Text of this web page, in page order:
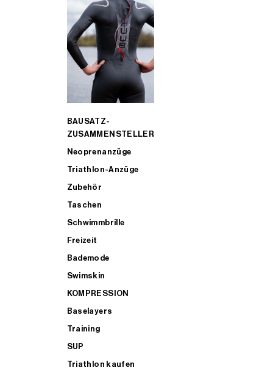
BAUSATZ-
ZUSAMMENSTELLER
Neoprenanzüge
Triathlon-Anzüge
Zubehör
Taschen
Schwimmbrille
Freizeit
Bademode
Swimskin
KOMPRESSION
Baselayers
Training
SUP
Triathlon kaufen